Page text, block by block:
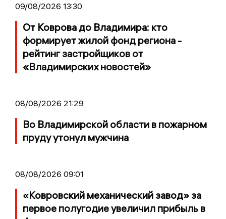
09/08/2026 13:30
От Коврова до Владимира: кто
формирует жилой фонд региона -
рейтинг застройщиков от
«Владимирских новостей»
08/08/2026 21:29
Во Владимирской области в пожарном
пруду утонул мужчина
08/08/2026 09:01
«Ковровский механический завод» за
первое полугодие увеличил прибыль в